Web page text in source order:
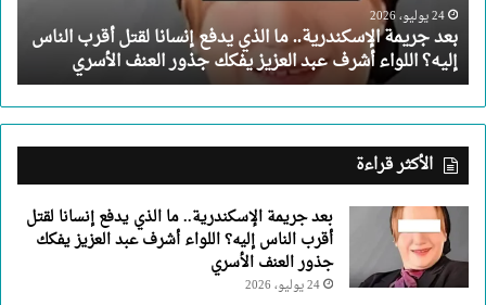
لقتل
أقرب
الناس
إليه؟
اللواء
أشرف
عبد
العزيز
جذور
العنف
الأسري
24 يوليو، 2026
بعد جريمة الإسكندرية.. ما الذي يدفع إنسانا لقتل أقرب الناس
إليه؟ اللواء أشرف عبد العزيز يفكك جذور العنف الأسري
الأكثر قراءة
بعد جريمة الإسكندرية.. ما الذي يدفع إنسانا لقتل
أقرب الناس إليه؟ اللواء أشرف عبد العزيز يفكك
جذور العنف الأسري
24 يوليو، 2026